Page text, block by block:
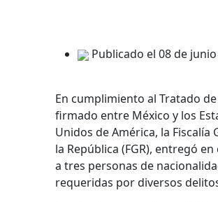
Publicado el 08 de
En cumplimiento al Tratado
firmado entre México y los
Unidos de América, la Fiscalía
la República (FGR), entregó
a tres personas de
requeridas por diversos